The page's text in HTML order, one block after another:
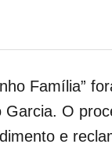
Família”
O
e